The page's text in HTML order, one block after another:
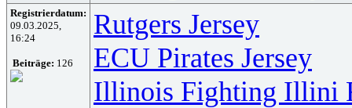
Registrierdatum:
09.03.2025,
16:24
Beiträge: 126
Rutgers Jersey
ECU Pirates Jersey
Illinois Fighting Illini